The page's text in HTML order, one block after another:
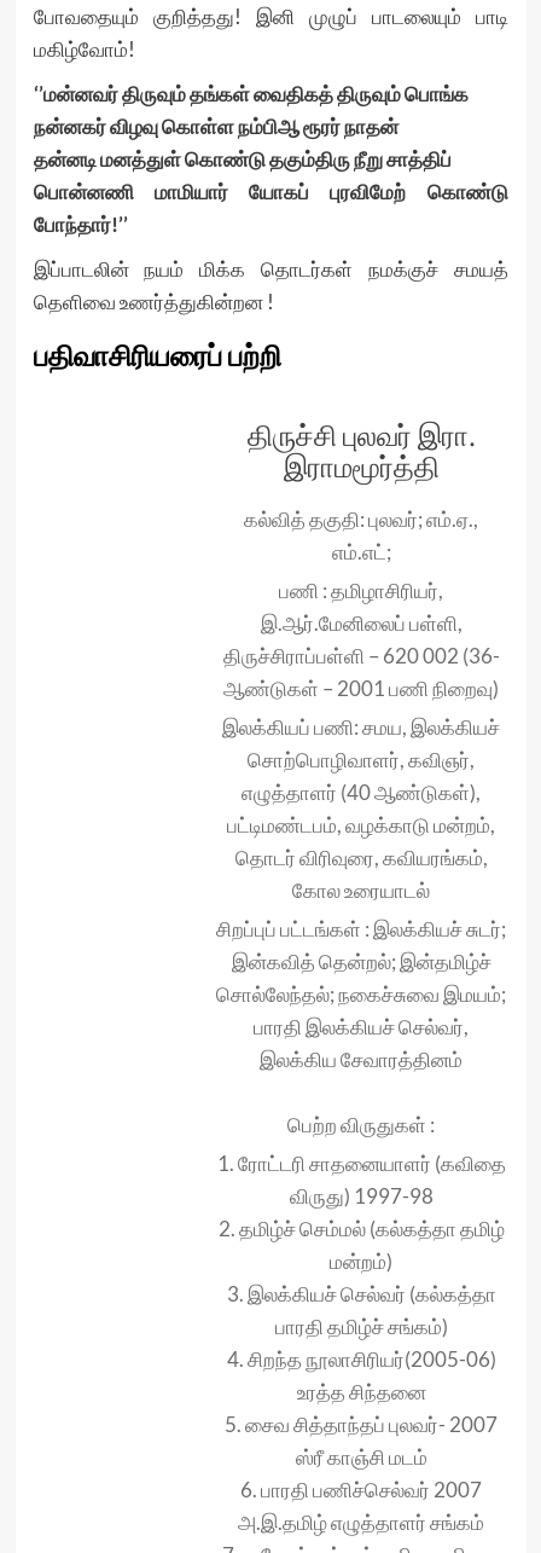
போவதையும் குறித்தது! இனி முழுப் பாடலையும் பாடி
மகிழ்வோம்!
‘’மன்னவர் திருவும் தங்கள் வைதிகத் திருவும் பொங்க
நன்னகர் விழவு கொள்ள நம்பிஆ ரூரர் நாதன்
தன்னடி மனத்துள் கொண்டு தகும்திரு நீறு சாத்திப்
பொன்னணி மாமியார் யோகப் புரவிமேற் கொண்டு
போந்தார்!’’
இப்பாடலின் நயம் மிக்க தொடர்கள் நமக்குச் சமயத்
தெளிவை உணர்த்துகின்றன !
பதிவாசிரியரைப் பற்றி
திருச்சி புலவர் இரா.
இராமமூர்த்தி
கல்வித் தகுதி: புலவர்; எம்.ஏ.,
எம்.எட்;
பணி : தமிழாசிரியர்,
இ.ஆர்.மேனிலைப் பள்ளி,
திருச்சிராப்பள்ளி – 620 002 (36-
ஆண்டுகள் – 2001 பணி நிறைவு)
இலக்கியப் பணி: சமய, இலக்கியச்
சொற்பொழிவாளர், கவிஞர்,
எழுத்தாளர் (40 ஆண்டுகள்),
பட்டிமண்டபம், வழக்காடு மன்றம்,
தொடர் விரிவுரை, கவியரங்கம்,
கோல உரையாடல்
சிறப்புப் பட்டங்கள் : இலக்கியச் சுடர்;
இன்கவித் தென்றல்; இன்தமிழ்ச்
சொல்லேந்தல்; நகைச்சுவை இமயம்;
பாரதி இலக்கியச் செல்வர்,
இலக்கிய சேவாரத்தினம்
பெற்ற விருதுகள் :
1. ரோட்டரி சாதனையாளர் (கவிதை
விருது) 1997-98
2. தமிழ்ச் செம்மல் (கல்கத்தா தமிழ்
மன்றம்)
3. இலக்கியச் செல்வர் (கல்கத்தா
பாரதி தமிழ்ச் சங்கம்)
4. சிறந்த நூலாசிரியர்(2005-06)
உரத்த சிந்தனை
5. சைவ சித்தாந்தப் புலவர்- 2007
ஸ்ரீ காஞ்சி மடம்
6. பாரதி பணிச்செல்வர் 2007
அ.இ.தமிழ் எழுத்தாளர் சங்கம்